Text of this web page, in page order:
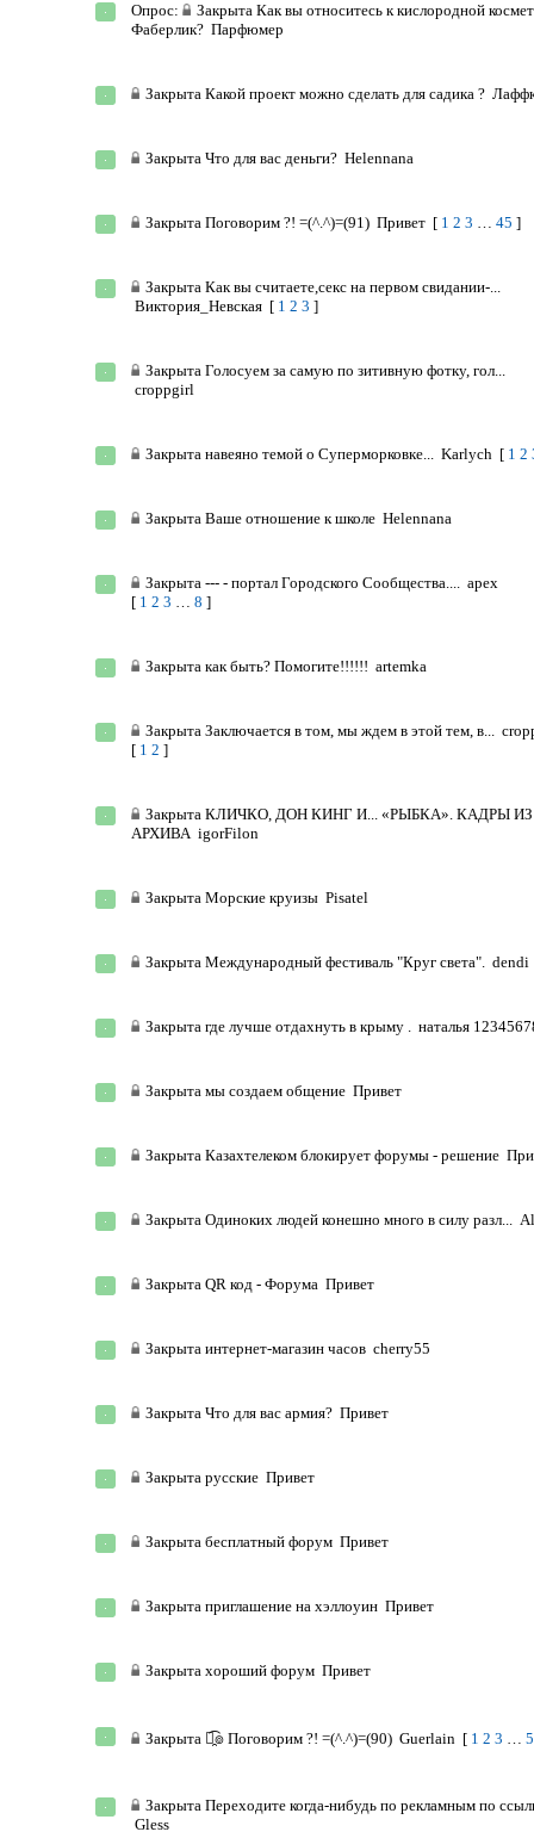
Опрос: ЗакрытаКак вы относитесь к кислородной
Фаберлик? Парфюмер
ЗакрытаКакой проект можно сделать для садика ?
ЗакрытаЧто для вас деньги? Helennana
ЗакрытаПоговорим ?! =(^.^)=(91) Привет [ 1 2 3 … 45 ]
ЗакрытаКак вы считаете,секс на первом свидании-...
Виктория_Невская [ 1 2 3 ]
ЗакрытаГолосуем за самую по зитивную фотку, гол...
croppgirl
Закрытанавеяно темой о Суперморковке... Karlych [ 1 2
ЗакрытаВаше отношение к школе Helennana
Закрыта--- - портал Городского Сообщества.... apex
[ 1 2 3 … 8 ]
Закрытакак быть? Помогите!!!!!! artemka
ЗакрытаЗаключается в том, мы ждем в этой тем, в...
[ 1 2 ]
ЗакрытаКЛИЧКО, ДОН КИНГ И... «РЫБКА». КАДРЫ ИЗ
АРХИВА igorFilon
ЗакрытаМорские круизы Pisatel
ЗакрытаМеждународный фестиваль "Круг света". dendi
Закрытагде лучше отдахнуть в крыму . наталья
Закрытамы создаем общение Привет
ЗакрытаКазахтелеком блокирует форумы - решение
ЗакрытаОдиноких людей конешно много в силу разл...
ЗакрытаQR код - Форума Привет
Закрытаинтернет-магазин часов cherry55
ЗакрытаЧто для вас армия? Привет
Закрытарусские Привет
Закрытабесплатный форум Привет
Закрытаприглашение на хэллоуин Привет
Закрытахороший форум Привет
Закрыта ๏̯͡๏ Поговорим ?! =(^.^)=(90) Guerlain [ 1 2 3 …
ЗакрытаПереходите когда-нибудь по рекламным по
Gless